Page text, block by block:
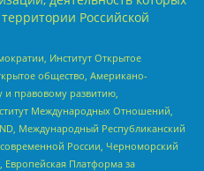
Российской
Институт Открытое
общество, Американо-
правовому развитию,
Международных Отношений,
Международный Республиканский
современной России, Черноморский
Европейская Платформа за